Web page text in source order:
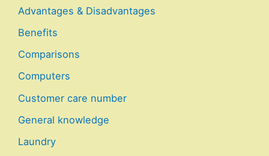
Advantages & Disadvantages
Benefits
Comparisons
Computers
Customer care number
General knowledge
Laundry